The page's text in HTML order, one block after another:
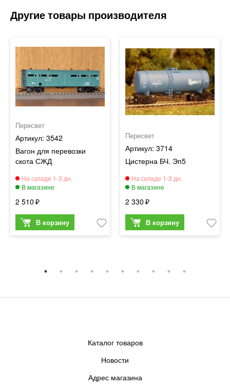
Пересвет
3542
Вагон для перевозки
скота СЖД
2 510
Пересвет
3714
Цистерна БЧ. Эп5
2 330
Каталог товаров
Новости
Адрес магазина